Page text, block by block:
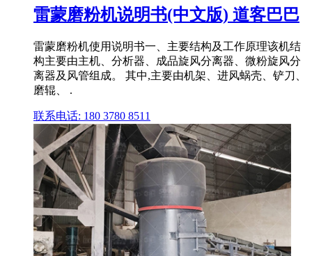
雷蒙磨粉机说明书(中文版) 道客巴巴
雷蒙磨粉机使用说明书一、主要结构及工作原理该机结
构主要由主机、分析器、成品旋风分离器、微粉旋风分
离器及风管组成。 其中,主要由机架、进风蜗壳、铲刀、
磨辊、 .
联系电话: 180 3780 8511